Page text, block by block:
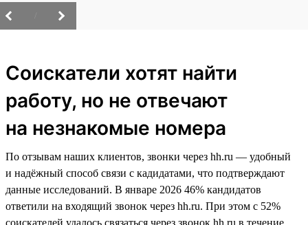
Соискатели хотят найти
работу, но не отвечают
на незнакомые номера
По отзывам наших клиентов, звонки через hh.ru — удобный
и надёжный способ связи с кадидатами, что подтверждают
данные исследований. В январе 2026 46% кандидатов
ответили на входящий звонок через hh.ru. При этом с 52%
соискателей удалось связаться через звонок hh.ru в течение